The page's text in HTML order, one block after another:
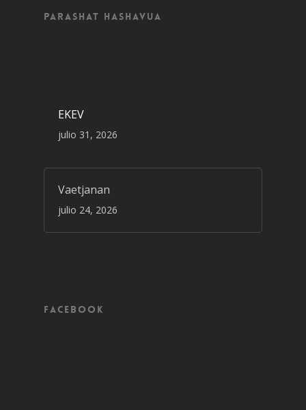
Parashat Hashavua
EKEV
julio 31, 2026
Vaetjanan
julio 24, 2026
Facebook